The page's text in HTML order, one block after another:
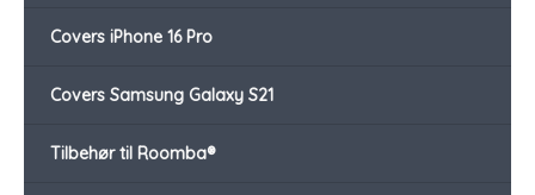
Covers iPhone 16 Pro
Covers Samsung Galaxy S21
Tilbehør til Roomba®